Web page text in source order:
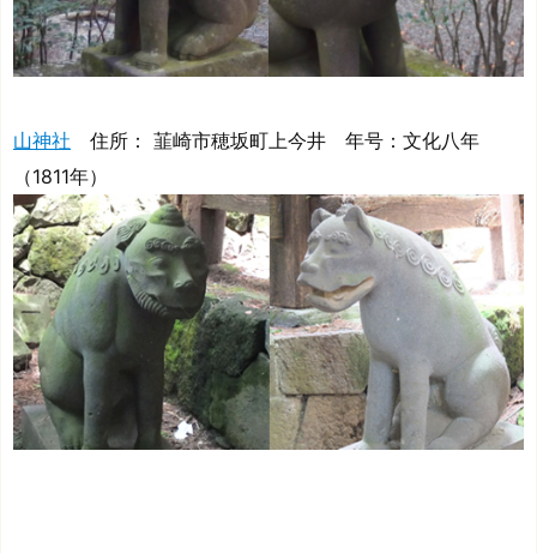
山神社 住所： 韮崎市穂坂町上今井 年号：文化八年
（1811年）